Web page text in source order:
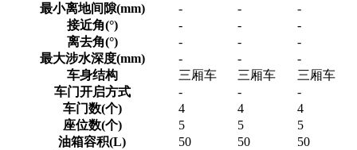
最小离地间隙(mm)
- -
-
接近角(°)
- -
-
离去角(°)
- -
-
最大涉水深度(mm)
- -
-
车身结构
三厢车 三厢车
三厢车
车门开启方式
- -
-
车门数(个)
4 4
4
座位数(个)
5 5
5
油箱容积(L)
50 50
50